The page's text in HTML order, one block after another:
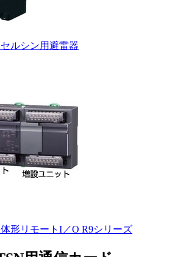
ルシン用避雷器
形リモートI／O R9シリーズ